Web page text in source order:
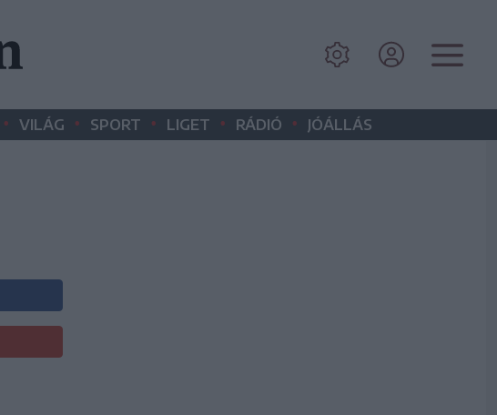
• VILÁG • SPORT • LIGET • RÁDIÓ • JÓÁLLÁS